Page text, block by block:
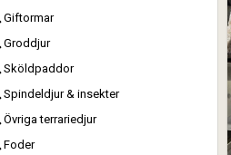
Giftormar
Groddjur
Sköldpaddor
Spindeldjur & insekter
Övriga terrariedjur
Foder